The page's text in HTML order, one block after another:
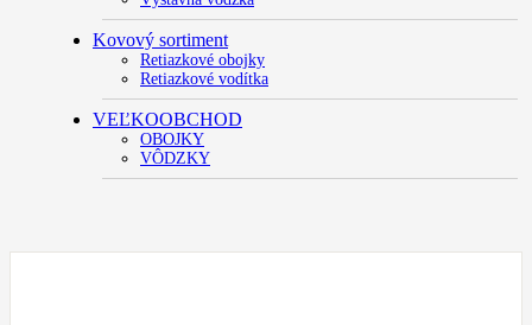
Kovový sortiment
Retiazkové obojky
Retiazkové vodítka
VEĽKOOBCHOD
OBOJKY
VÔDZKY